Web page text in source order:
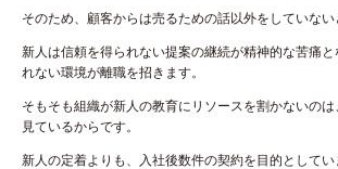
そのため、顧客からは売るための話以外をしていない
新人は信頼を得られない提案の継続が精神的な苦痛
れない環境が離職を招きます。
そもそも組織が新人の教育にリソースを割かないの
見ているからです。
新人の定着よりも、入社後数件の契約を目的としてい